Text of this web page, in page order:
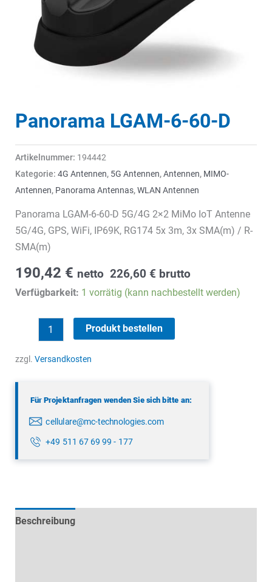
Panorama LGAM-6-60-D
Artikelnummer: 194442
Kategorie: 4G Antennen, 5G Antennen,Antennen, MIMO-
Antennen, Panorama Antennas,WLAN Antennen
Panorama LGAM-6-60-D 5G/4G 2×2 MiMo IoT Antenne
5G/4G, GPS, WiFi, IP69K, RG174 5x 3m, 3x SMA(m) / R-
SMA(m)
190,42 € netto 226,60 € brutto
Verfügbarkeit: 1 vorrätig (kann nachbestellt werden)
Panorama
LGAM-
6-
Produkt bestellen
zzgl. Versandkosten
Für Projektanfragen wenden Sie sich bitte an:
cellulare@mc-technologies.com
+49 511 67 69 99 - 177
Beschreibung